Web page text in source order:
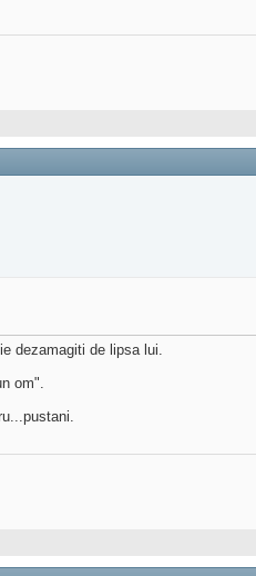
dezamagiti de lipsa lui.
om".